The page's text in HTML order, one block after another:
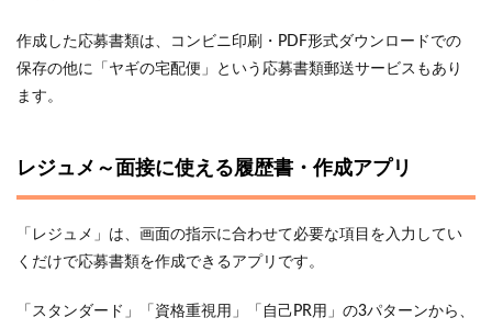
作成した応募書類は、コンビニ印刷・PDF形式ダウンロードでの
保存の他に「ヤギの宅配便」という応募書類郵送サービスもあり
ます。
レジュメ～面接に使える履歴書・作成アプリ
「レジュメ」は、画面の指示に合わせて必要な項目を入力してい
くだけで応募書類を作成できるアプリです。
「スタンダード」「資格重視用」「自己PR用」の3パターンから、